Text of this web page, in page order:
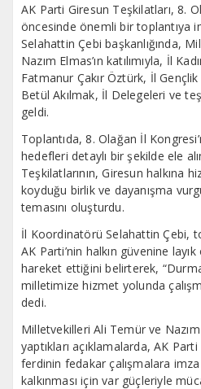
AK Parti Giresun Teşkilatları, 8.
öncesinde önemli bir toplantıya
Selahattin Çebi başkanlığında,
Nazım Elmas’ın katılımıyla, İl
Fatmanur Çakır Öztürk, İl Gençlik
Betül Akılmak, İl Delegeleri ve
geldi.
Toplantıda, 8. Olağan İl
hedefleri detaylı bir şekilde ele
Teşkilatlarının, Giresun halkına
koyduğu birlik ve dayanışma
temasını oluşturdu.
İl Koordinatörü Selahattin Çebi,
AK Parti’nin halkın güvenine
hareket ettiğini belirterek,
milletimize hizmet yolunda
dedi.
Milletvekilleri Ali Temür ve
yaptıkları açıklamalarda, AK
ferdinin fedakar çalışmalara imza
kalkınması için var güçleriyle